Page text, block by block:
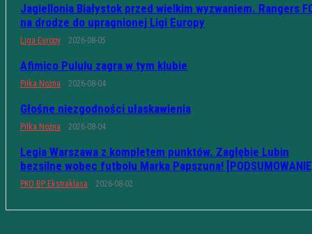
Jagiellonia Białystok przed wielkim wyzwaniem. Rangers
na drodze do upragnionej Ligi Europy
Liga Europy 2026-08-05
Afimico Pululu zagra w tym klubie
Piłka Nożna 2026-08-04
Głośne niezgodności ułaskawienia
Piłka Nożna 2026-08-04
Legia Warszawa z kompletem punktów. Zagłębie Lubin
bezsilne wobec futbolu Marka Papszuna!
PKO BP Ekstraklasa 2026-08-02